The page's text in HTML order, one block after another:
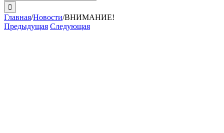
поиска:
Главная/Новости/ВНИМАНИЕ!
Предыдущая Следующая